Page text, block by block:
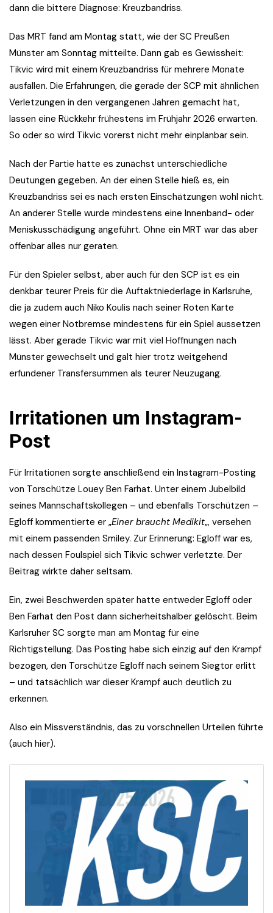
dann die bittere Diagnose: Kreuzbandriss.
Das MRT fand am Montag statt, wie der SC Preußen
Münster am Sonntag mitteilte. Dann gab es Gewissheit:
Tikvic wird mit einem Kreuzbandriss für mehrere Monate
ausfallen. Die Erfahrungen, die gerade der SCP mit ähnlichen
Verletzungen in den vergangenen Jahren gemacht hat,
lassen eine Rückkehr frühestens im Frühjahr 2026 erwarten.
So oder so wird Tikvic vorerst nicht mehr einplanbar sein.
Nach der Partie hatte es zunächst unterschiedliche
Deutungen gegeben. An der einen Stelle hieß es, ein
Kreuzbandriss sei es nach ersten Einschätzungen wohl nicht.
An anderer Stelle wurde mindestens eine Innenband- oder
Meniskusschädigung angeführt. Ohne ein MRT war das aber
offenbar alles nur geraten.
Für den Spieler selbst, aber auch für den SCP ist es ein
denkbar teurer Preis für die Auftaktniederlage in Karlsruhe,
die ja zudem auch Niko Koulis nach seiner Roten Karte
wegen einer Notbremse mindestens für ein Spiel aussetzen
lässt. Aber gerade Tikvic war mit viel Hoffnungen nach
Münster gewechselt und galt hier trotz weitgehend
erfundener Transfersummen als teurer Neuzugang.
Irritationen um Instagram-
Post
Für Irritationen sorgte anschließend ein Instagram-Posting
von Torschütze Louey Ben Farhat. Unter einem Jubelbild
seines Mannschaftskollegen – und ebenfalls Torschützen –
Egloff kommentierte er „Einer braucht Medikit„, versehen
mit einem passenden Smiley. Zur Erinnerung: Egloff war es,
nach dessen Foulspiel sich Tikvic schwer verletzte. Der
Beitrag wirkte daher seltsam.
Ein, zwei Beschwerden später hatte entweder Egloff oder
Ben Farhat den Post dann sicherheitshalber gelöscht. Beim
Karlsruher SC sorgte man am Montag für eine
Richtigstellung. Das Posting habe sich einzig auf den Krampf
bezogen, den Torschütze Egloff nach seinem Siegtor erlitt
– und tatsächlich war dieser Krampf auch deutlich zu
erkennen.
Also ein Missverständnis, das zu vorschnellen Urteilen führte
(auch hier).